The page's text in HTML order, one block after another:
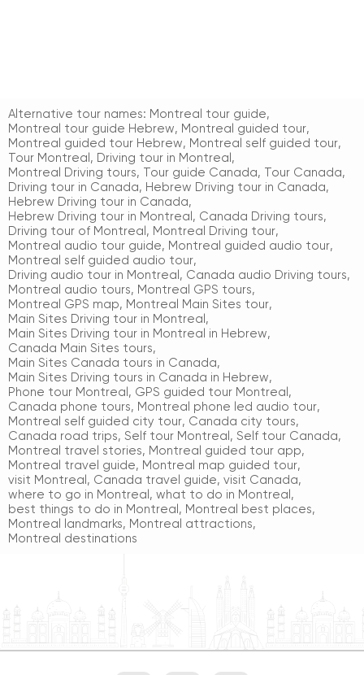
Alternative tour names: Montreal tour guide,
Montreal tour guide Hebrew, Montreal guided tour,
Montreal guided tour Hebrew, Montreal self guided tour,
Tour Montreal, Driving tour in Montreal,
Montreal Driving tours, Tour guide Canada, Tour Canada,
Driving tour in Canada, Hebrew Driving tour in Canada,
Hebrew Driving tour in Canada,
Hebrew Driving tour in Montreal, Canada Driving tours,
Driving tour of Montreal, Montreal Driving tour,
Montreal audio tour guide, Montreal guided audio tour,
Montreal self guided audio tour,
Driving audio tour in Montreal, Canada audio Driving tours,
Montreal audio tours, Montreal GPS tours,
Montreal GPS map, Montreal Main Sites tour,
Main Sites Driving tour in Montreal,
Main Sites Driving tour in Montreal in Hebrew,
Canada Main Sites tours,
Main Sites Canada tours in Canada,
Main Sites Driving tours in Canada in Hebrew,
Phone tour Montreal, GPS guided tour Montreal,
Canada phone tours, Montreal phone led audio tour,
Montreal self guided city tour, Canada city tours,
Canada road trips, Self tour Montreal, Self tour Canada,
Montreal travel stories, Montreal guided tour app,
Montreal travel guide, Montreal map guided tour,
visit Montreal, Canada travel guide, visit Canada,
where to go in Montreal, what to do in Montreal,
best things to do in Montreal, Montreal best places,
Montreal landmarks, Montreal attractions,
Montreal destinations